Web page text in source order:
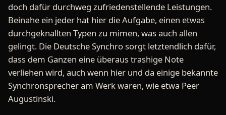
doch dafür durchweg zufriedenstellende Leistungen.
Beinahe ein jeder hat hier die Aufgabe, einen etwas
durchgeknallten Typen zu mimen, was auch allen
gelingt. Die Deutsche Synchro sorgt letztendlich dafür,
dass dem Ganzen eine überaus trashige Note
verliehen wird, auch wenn hier und da einige bekannte
Synchronsprecher am Werk waren, wie etwa Peer
Augustinski.